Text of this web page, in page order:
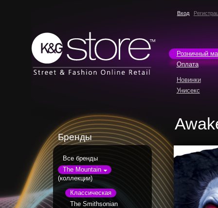
Вход
Розничный
Оплата
Новинки
Унисекс
Бренды
Все бренды
The Mountain
(коллекции)
Классическая
The Smithsonian